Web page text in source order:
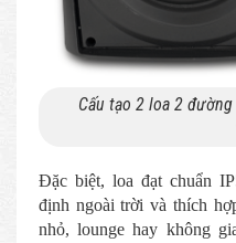
Cấu tạo 2 loa 2
Đặc biệt, loa đạt chuẩn
định ngoài trời và thích
nhỏ, lounge hay không